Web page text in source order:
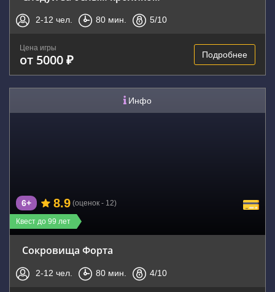
2-12 чел. 80 мин. 5/10
Цена игры
от 5000 ₽ Подробнее
Инфо
Квест до 99 лет
6+ 8.9 (оценок - 12)
Сокровища Форта
2-12 чел. 80 мин. 4/10